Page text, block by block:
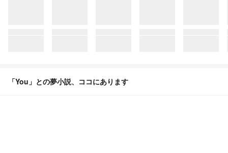
「You」との夢小説、ココにあります